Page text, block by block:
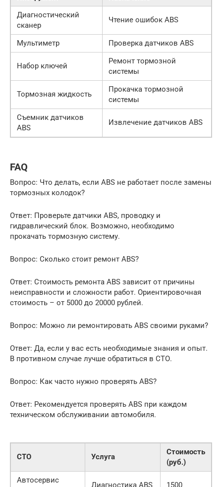
Диагностический
сканер
Чтение ошибок ABS
Мультиметр Проверка датчиков ABS
Набор ключей
Ремонт тормозной
системы
Тормозная жидкость
Прокачка тормозной
системы
Съемник датчиков
ABS
Извлечение датчиков ABS
FAQ
Вопрос: Что делать, если ABS не работает после замены
тормозных колодок?
Ответ: Проверьте датчики ABS, проводку и
гидравлический блок. Возможно, необходимо
прокачать тормозную систему.
Вопрос: Сколько стоит ремонт ABS?
Ответ: Стоимость ремонта ABS зависит от причины
неисправности и сложности работ. Ориентировочная
стоимость – от 5000 до 20000 рублей.
Вопрос: Можно ли ремонтировать ABS своими руками?
Ответ: Да, если у вас есть необходимые знания и опыт.
В противном случае лучше обратиться в СТО.
Вопрос: Как часто нужно проверять ABS?
Ответ: Рекомендуется проверять ABS при каждом
техническом обслуживании автомобиля.
СТО Услуга
Стоимость
(руб.)
Автосервис
Диагностика ABS 1500